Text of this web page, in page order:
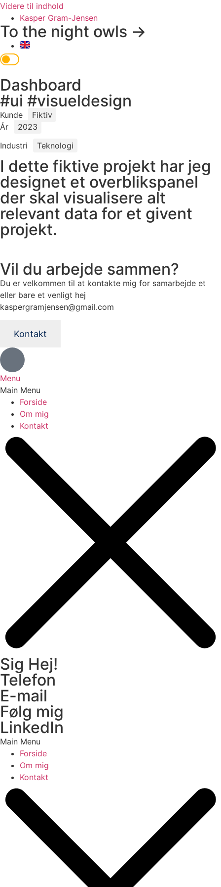
Videre til indhold
Kasper Gram-Jensen
To the night owls →
Dashboard
#ui #visueldesign
Kunde
Fiktiv
År
2023
Industri
Teknologi
I dette fiktive projekt har jeg
designet et overblikspanel
der skal visualisere alt
relevant data for et givent
projekt.
Vil du arbejde sammen?
Du er velkommen til at kontakte mig for samarbejde et
eller bare et venligt hej
kaspergramjensen@gmail.com
Kontakt
Menu
Main Menu
Forside
Om mig
Kontakt
Sig Hej!
Telefon
E-mail
Følg mig
LinkedIn
Main Menu
Forside
Om mig
Kontakt